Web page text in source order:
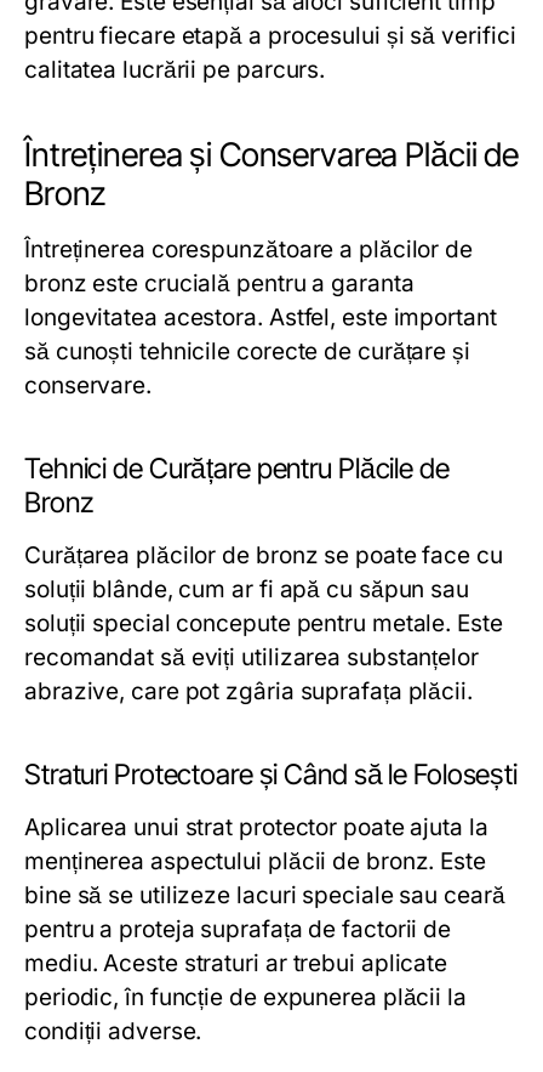
pentru fiecare etapă a procesului și să verifici
calitatea lucrării pe parcurs.
Întreținerea și Conservarea Plăcii de
Bronz
Întreținerea corespunzătoare a plăcilor de
bronz este crucială pentru a garanta
longevitatea acestora. Astfel, este important
să cunoști tehnicile corecte de curățare și
conservare.
Tehnici de Curățare pentru Plăcile de
Bronz
Curățarea plăcilor de bronz se poate face cu
soluții blânde, cum ar fi apă cu săpun sau
soluții special concepute pentru metale. Este
recomandat să eviți utilizarea substanțelor
abrazive, care pot zgâria suprafața plăcii.
Straturi Protectoare și Când să le Folosești
Aplicarea unui strat protector poate ajuta la
menținerea aspectului plăcii de bronz. Este
bine să se utilizeze lacuri speciale sau ceară
pentru a proteja suprafața de factorii de
mediu. Aceste straturi ar trebui aplicate
periodic, în funcție de expunerea plăcii la
condiții adverse.